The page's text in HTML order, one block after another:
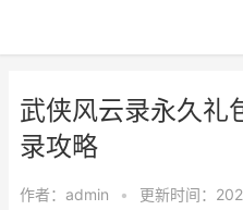
武侠风云录永久礼
录攻略
作者： admin • 更新时间：